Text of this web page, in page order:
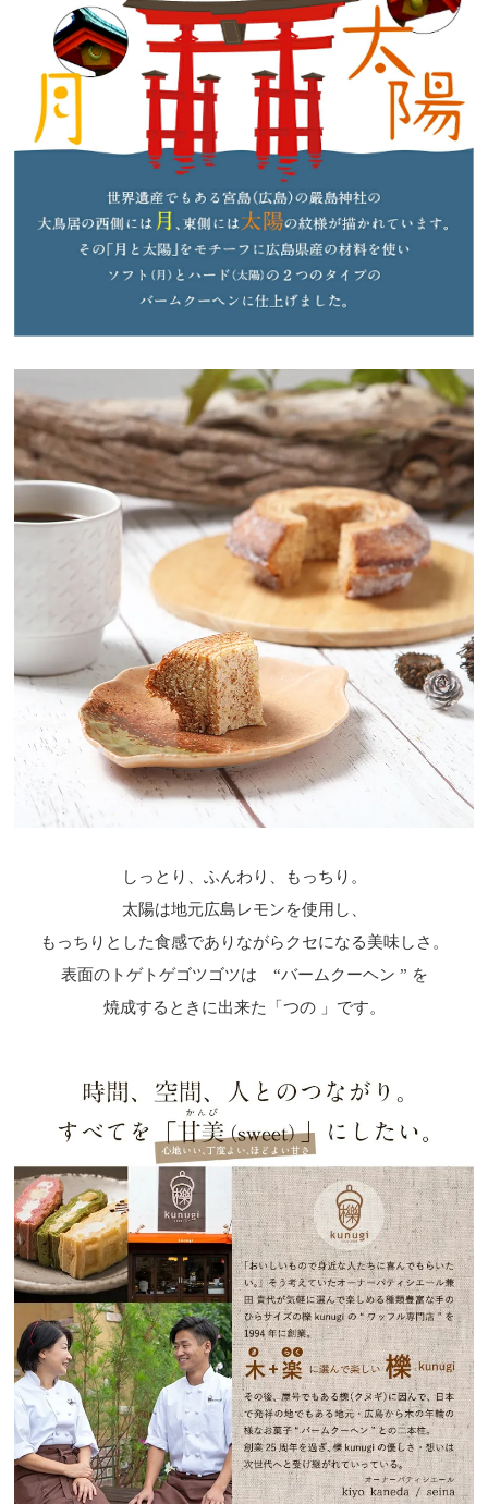
しっとり、ふんわり、もっちり。
太陽は地元広島レモンを使用し、
もっちりとした食感でありながらクセになる美味しさ。
表面のトゲトゲゴツゴツは “バームクーヘン ” を
焼成するときに出来た「つの 」です。